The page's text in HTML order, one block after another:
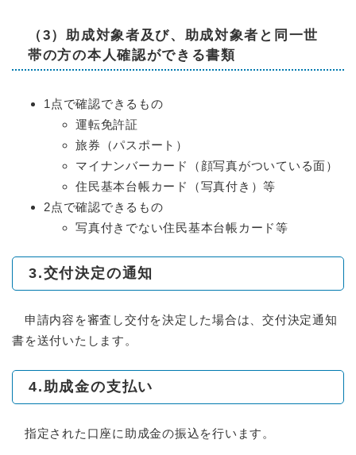
（3）助成対象者及び、助成対象者と同一世
帯の方の本人確認ができる書類
1点で確認できるもの
運転免許証
旅券（パスポート）
マイナンバーカード（顔写真がついている面）
住民基本台帳カード（写真付き）等
2点で確認できるもの
写真付きでない住民基本台帳カード等
3.交付決定の通知
申請内容を審査し交付を決定した場合は、交付決定通知
書を送付いたします。
4.助成金の支払い
指定された口座に助成金の振込を行います。